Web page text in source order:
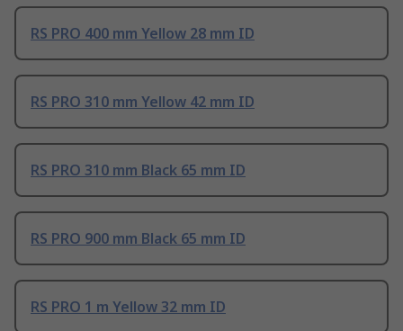
RS PRO 400 mm Yellow 28 mm ID
RS PRO 310 mm Yellow 42 mm ID
RS PRO 310 mm Black 65 mm ID
RS PRO 900 mm Black 65 mm ID
RS PRO 1 m Yellow 32 mm ID